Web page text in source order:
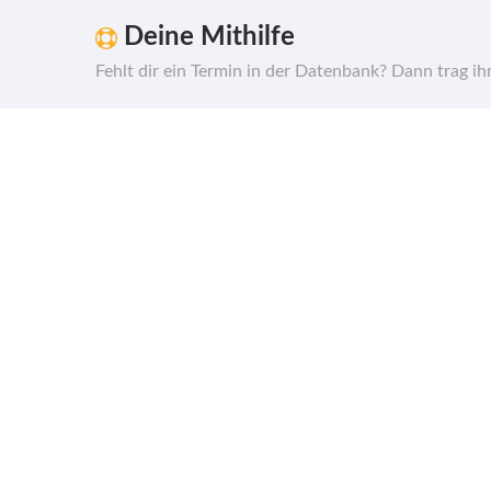
Deine Mithilfe
Fehlt dir ein Termin in der Datenbank? Dann trag